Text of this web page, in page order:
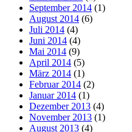
September 2014 (1)
August 2014 (6)
Juli 2014 (4)
Juni 2014 (4)
Mai 2014 (9)
April 2014 (5)
März 2014 (1)
Februar 2014 (2)
Januar 2014 (1)
Dezember 2013 (4)
November 2013 (1)
August 2013 (4)